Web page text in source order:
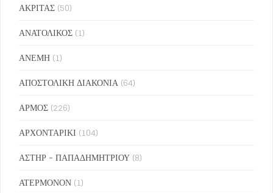
ΑΚΡΙΤΑΣ (50)
ΑΝΑΤΟΛΙΚΟΣ (1)
ΑΝΕΜΗ (1)
ΑΠΟΣΤΟΛΙΚΗ ΔΙΑΚΟΝΙΑ (64)
ΑΡΜΟΣ (226)
ΑΡΧΟΝΤΑΡΙΚΙ (104)
ΑΣΤΗΡ - ΠΑΠΑΔΗΜΗΤΡΙΟΥ (8)
ΑΤΕΡΜΟΝΟΝ (1)